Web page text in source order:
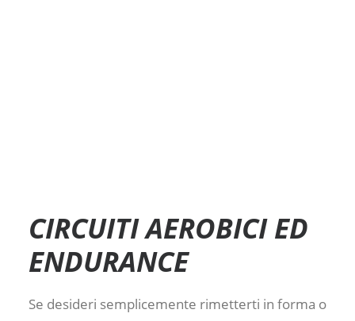
CIRCUITI AEROBICI ED
ENDURANCE
Se desideri semplicemente rimetterti in forma o